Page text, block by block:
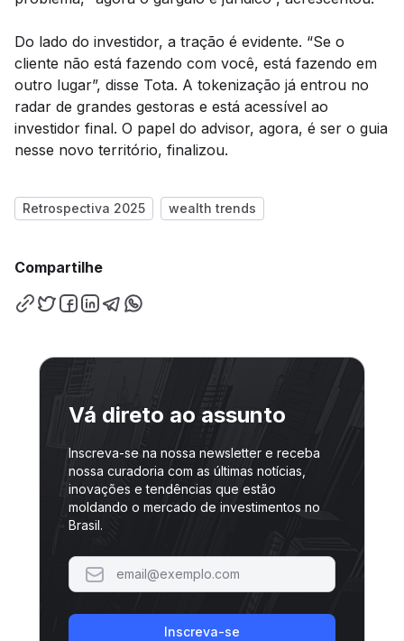
Do lado do investidor, a tração é evidente. “Se o
cliente não está fazendo com você, está fazendo em
outro lugar”, disse Tota. A tokenização já entrou no
radar de grandes gestoras e está acessível ao
investidor final. O papel do advisor, agora, é ser o guia
nesse novo território, finalizou.
Retrospectiva 2025 wealth trends
Compartilhe
Vá direto ao assunto
Inscreva-se na nossa newsletter e receba
nossa curadoria com as últimas notícias,
inovações e tendências que estão
moldando o mercado de investimentos no
Brasil.
Inscreva-se